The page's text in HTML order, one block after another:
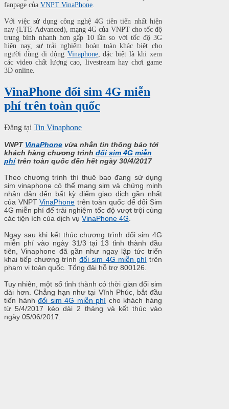
fanpage của VNPT VinaPhone
Với việc sử dụng công nghệ 4G tiên tiến nhất hiện
nay (LTE-Advanced), mạng 4G của VNPT cho tốc độ
trung bình nhanh hơn gấp 10 lần so với tốc độ 3G
hiện nay, sự trải nghiệm hoàn toàn khác biệt cho
người dùng di động Vinaphone, đặc biệt là khi xem
các video chất lượng cao, livestream hay chơi game
3D online.
VinaPhone đổi sim 4G miễn
phí trên toàn quốc
Đăng tại Tin Vinaphone
VNPT VinaPhone vừa nhắn tin thông báo tới
khách hàng chương trình đổi sim 4G miễn
phítrên toàn quốc đến hết ngày 30/4/2017
Theo chương trình thì thuê bao đang sử dụng
sim vinaphone có thể mang sim và chứng minh
nhân dân đến bất kỳ điểm giao dịch gần nhất
của VNPTVinaPhone trên toàn quốc để đổi Sim
4G miễn phí để trải nghiệm tốc độ vượt trội cùng
các tiện ích của dịch vụ VinaPhone 4G
Ngay sau khi kết thúc chương trình đổi sim 4G
miễn phí vào ngày 31/3 tại 13 tỉnh thành đầu
tiên, Vinaphone đã gần như ngay lập tức triển
khai tiếp chương trìnhđổi sim 4G miễn phítrên
phạm vi toàn quốc. Tổng đài hỗ trợ 800126.
Tuy nhiên, một số tỉnh thành có thời gian đổi sim
dài hơn. Chẳng hạn như tại Vĩnh Phúc, bắt đầu
tiến hànhđổi sim 4G miễn phí cho khách hàng
từ 5/4/2017 kéo dài 2 tháng và kết thúc vào
ngày 05/06/2017.